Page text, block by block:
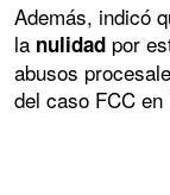
Además, indicó
la nulidad por
abusos
del caso FCC en